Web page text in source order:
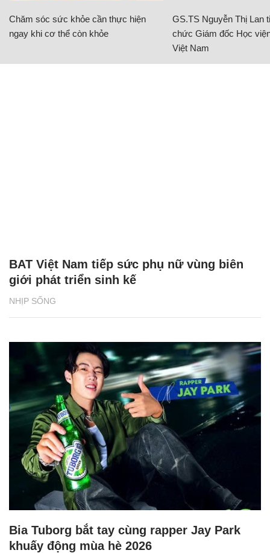
Chăm sóc sức khỏe cần thực hiện
ngay khi cơ thể còn khỏe
GS.TS Nguyễn Thị Lan
chức Giám đốc Học
Việt Nam
NHỊP SỐNG
BAT Việt Nam tiếp sức phụ nữ vùng biên
giới phát triển sinh kế
Bia Tuborg bắt tay cùng rapper Jay Park
khuấy động mùa hè 2026